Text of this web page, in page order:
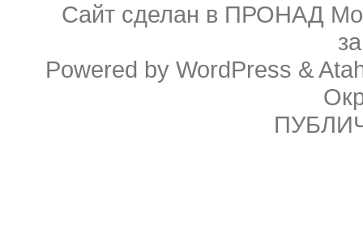
Сайт сделан в ПРОНАД
Powered by WordPress &